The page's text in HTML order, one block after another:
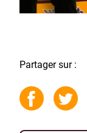
Partager sur :